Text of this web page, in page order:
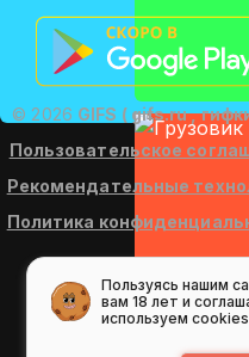
© 2026 GIFS ( gifs.ru ,
Пользовательское
Рекомендательные
Политика
Пользуясь нашим
вам 18 лет и
используем cookies